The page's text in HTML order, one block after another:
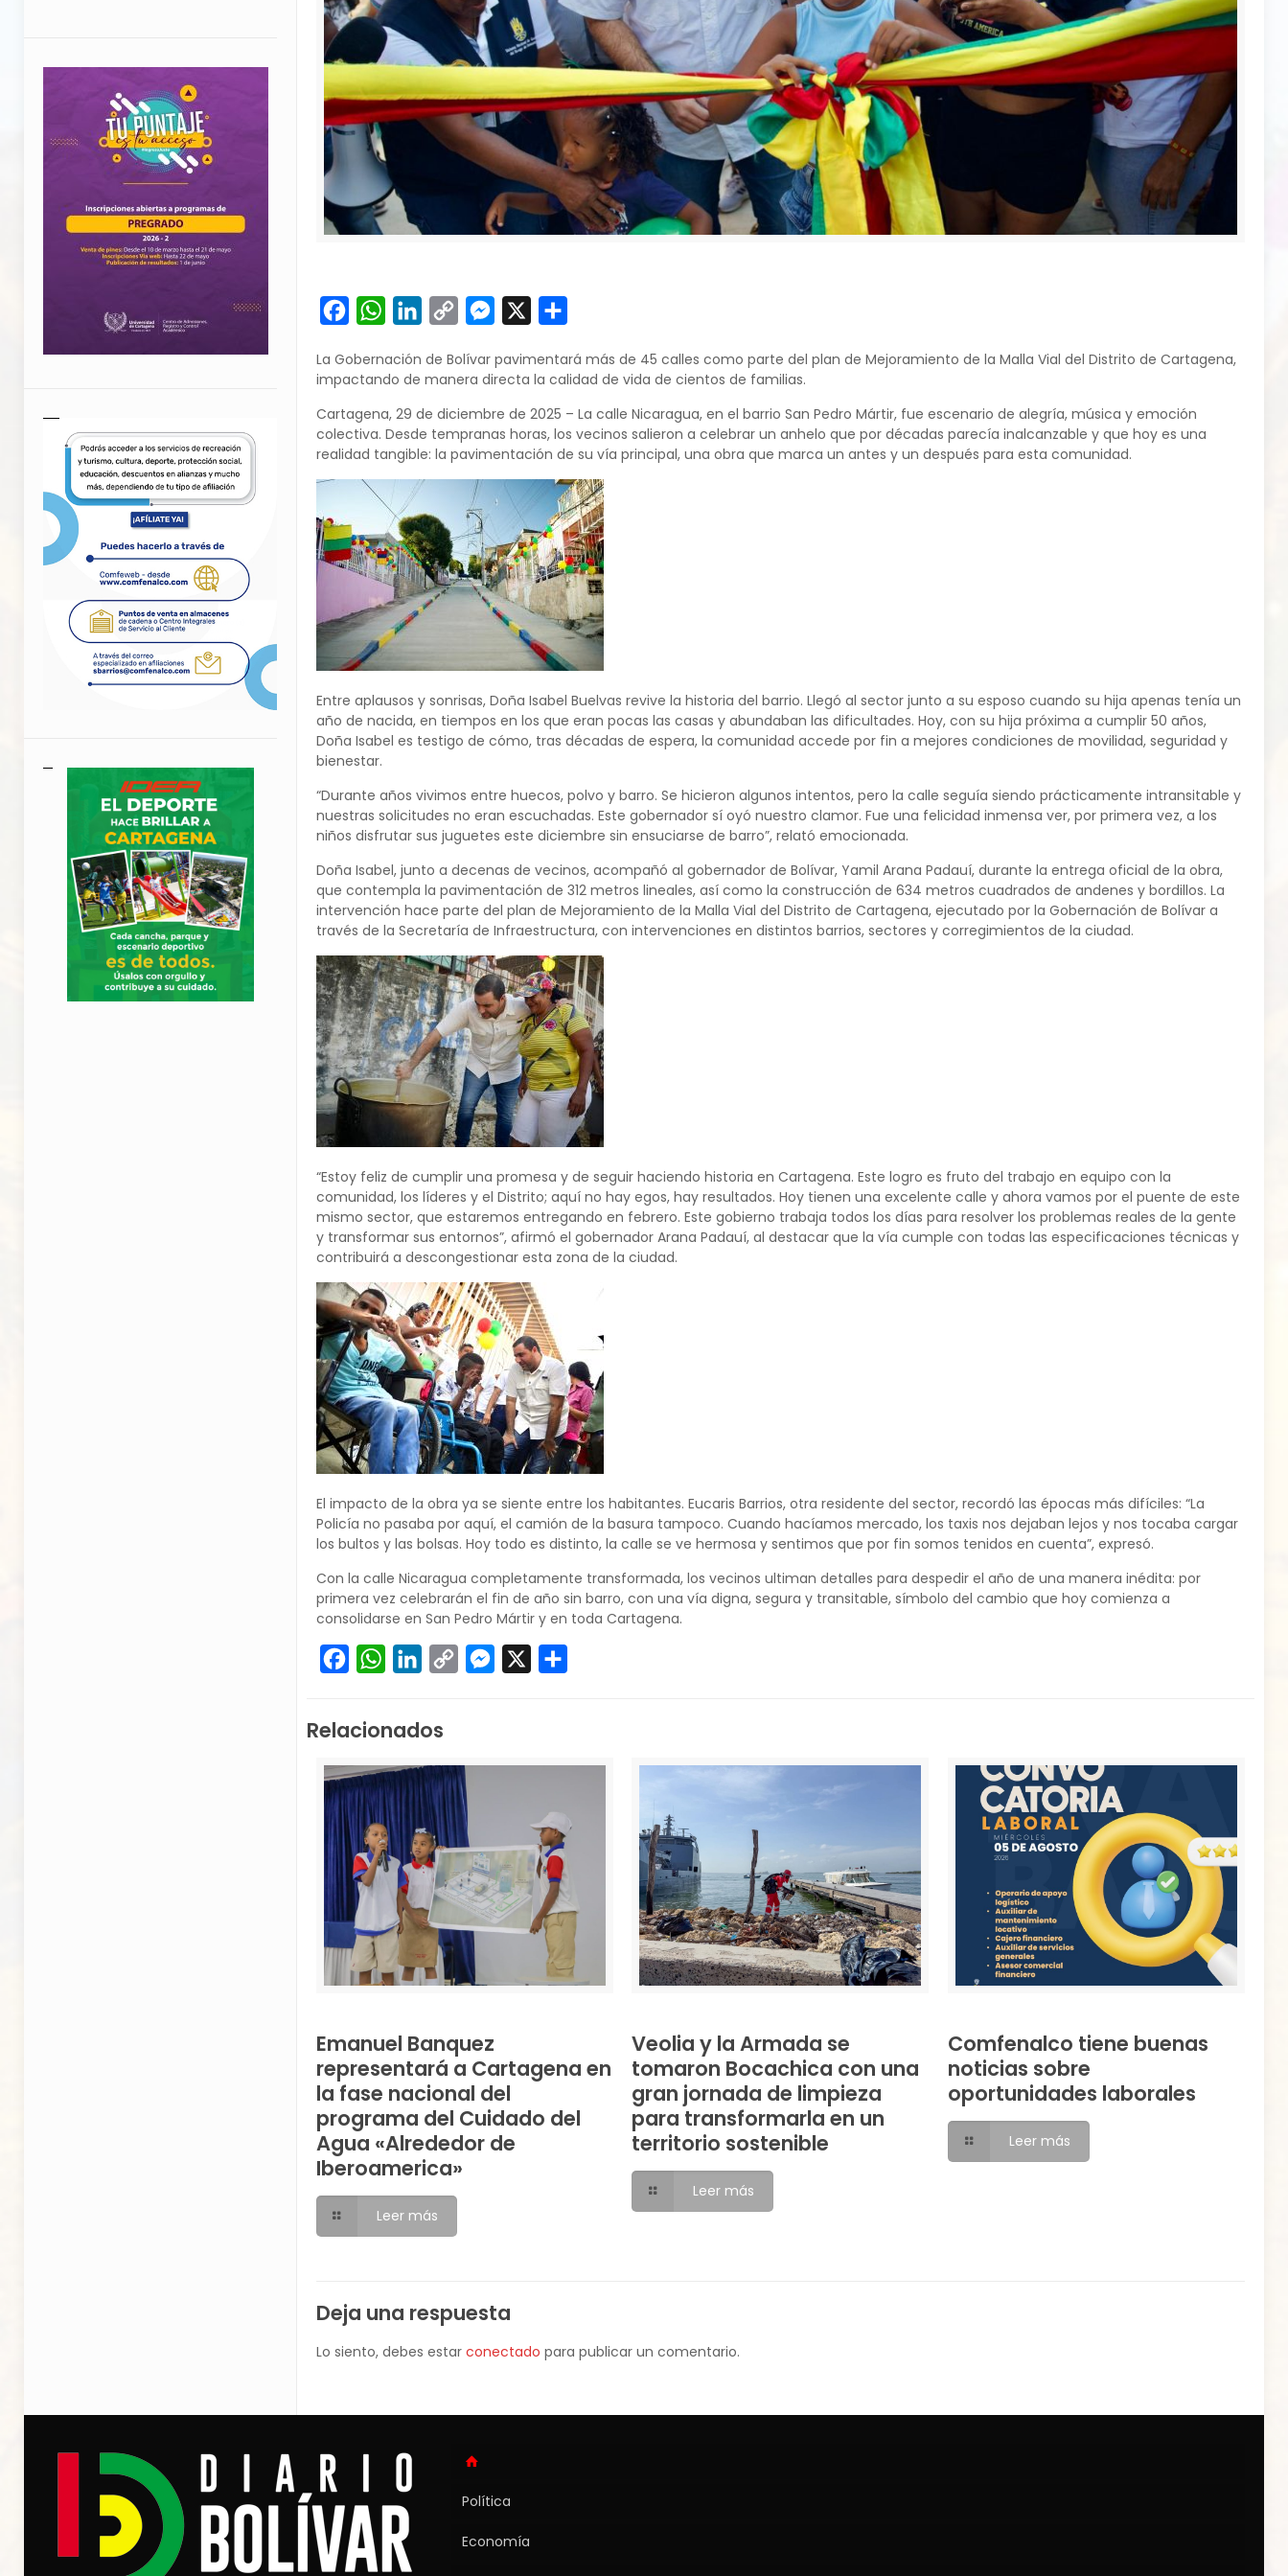
FacebookWhatsAppLinkedIn
Copy
Messenger
La Gobernación de Bolívar pavimentará más de 45 calles como parte del plan de Mejoramiento de la Malla Vial del Distrito de Cartagena,
impactando de manera directa la calidad de vida de cientos de familias.
Cartagena, 29 de diciembre de 2025 – La calle Nicaragua, en el barrio San Pedro Mártir, fue escenario de alegría, música y emoción
colectiva. Desde tempranas horas, los vecinos salieron a celebrar un anhelo que por décadas parecía inalcanzable y que hoy es una
realidad tangible: la pavimentación de su vía principal, una obra que marca un antes y un después para esta comunidad.
Entre aplausos y sonrisas, Doña Isabel Buelvas revive la historia del barrio. Llegó al sector junto a su esposo cuando su hija apenas tenía un
año de nacida, en tiempos en los que eran pocas las casas y abundaban las dificultades. Hoy, con su hija próxima a cumplir 50 años,
Doña Isabel es testigo de cómo, tras décadas de espera, la comunidad accede por fin a mejores condiciones de movilidad, seguridad y
bienestar.
“Durante años vivimos entre huecos, polvo y barro. Se hicieron algunos intentos, pero la calle seguía siendo prácticamente intransitable y
nuestras solicitudes no eran escuchadas. Este gobernador sí oyó nuestro clamor. Fue una felicidad inmensa ver, por primera vez, a los
niños disfrutar sus juguetes este diciembre sin ensuciarse de barro”, relató emocionada.
Doña Isabel, junto a decenas de vecinos, acompañó al gobernador de Bolívar, Yamil Arana Padauí, durante la entrega oficial de la obra,
que contempla la pavimentación de 312 metros lineales, así como la construcción de 634 metros cuadrados de andenes y bordillos. La
intervención hace parte del plan de Mejoramiento de la Malla Vial del Distrito de Cartagena, ejecutado por la Gobernación de Bolívar a
través de la Secretaría de Infraestructura, con intervenciones en distintos barrios, sectores y corregimientos de la ciudad.
“Estoy feliz de cumplir una promesa y de seguir haciendo historia en Cartagena. Este logro es fruto del trabajo en equipo con la
comunidad, los líderes y el Distrito; aquí no hay egos, hay resultados. Hoy tienen una excelente calle y ahora vamos por el puente de este
mismo sector, que estaremos entregando en febrero. Este gobierno trabaja todos los días para resolver los problemas reales de la gente
y transformar sus entornos”, afirmó el gobernador Arana Padauí, al destacar que la vía cumple con todas las especificaciones técnicas y
contribuirá a descongestionar esta zona de la ciudad.
El impacto de la obra ya se siente entre los habitantes. Eucaris Barrios, otra residente del sector, recordó las épocas más difíciles: “La
Policía no pasaba por aquí, el camión de la basura tampoco. Cuando hacíamos mercado, los taxis nos dejaban lejos y nos tocaba cargar
los bultos y las bolsas. Hoy todo es distinto, la calle se ve hermosa y sentimos que por fin somos tenidos en cuenta”, expresó.
Con la calle Nicaragua completamente transformada, los vecinos ultiman detalles para despedir el año de una manera inédita: por
primera vez celebrarán el fin de año sin barro, con una vía digna, segura y transitable, símbolo del cambio que hoy comienza a
consolidarse en San Pedro Mártir y en toda Cartagena.
FacebookWhatsAppLinkedIn
Copy
Messenger
Relacionados
Emanuel Banquez
representará a Cartagena en
la fase nacional del
programa del Cuidado del
Agua «Alrededor de
Iberoamerica»
Leer más
Veolia y la Armada se
tomaron Bocachica con una
gran jornada de limpieza
para transformarla en un
territorio sostenible
Leer más
Comfenalco tiene buenas
noticias sobre
oportunidades laborales
Leer más
Deja una respuesta
Lo siento, debes estar conectado para publicar un comentario.
Política
Economía